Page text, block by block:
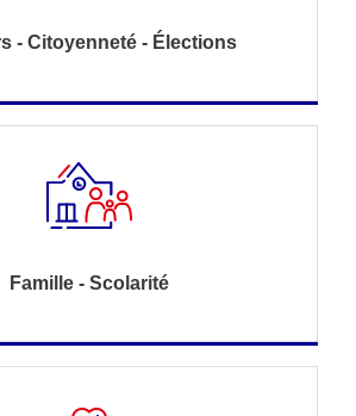
- Citoyenneté - Élections
Famille - Scolarité